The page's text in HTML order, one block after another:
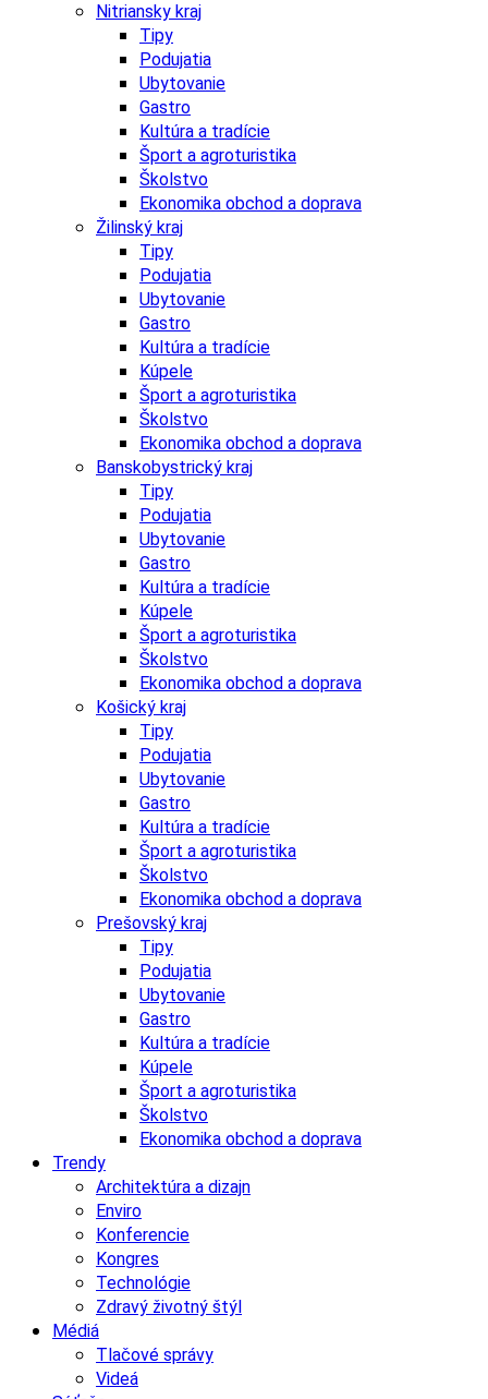
Nitriansky kraj
Tipy
Podujatia
Ubytovanie
Gastro
Kultúra a tradície
Šport a agroturistika
Školstvo
Ekonomika obchod a doprava
Žilinský kraj
Tipy
Podujatia
Ubytovanie
Gastro
Kultúra a tradície
Kúpele
Šport a agroturistika
Školstvo
Ekonomika obchod a doprava
Banskobystrický kraj
Tipy
Podujatia
Ubytovanie
Gastro
Kultúra a tradície
Kúpele
Šport a agroturistika
Školstvo
Ekonomika obchod a doprava
Košický kraj
Tipy
Podujatia
Ubytovanie
Gastro
Kultúra a tradície
Šport a agroturistika
Školstvo
Ekonomika obchod a doprava
Prešovský kraj
Tipy
Podujatia
Ubytovanie
Gastro
Kultúra a tradície
Kúpele
Šport a agroturistika
Školstvo
Ekonomika obchod a doprava
Trendy
Architektúra a dizajn
Enviro
Konferencie
Kongres
Technológie
Zdravý životný štýl
Médiá
Tlačové správy
Videá